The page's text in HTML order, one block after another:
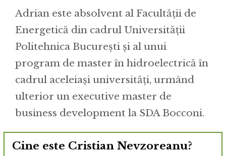
Adrian este absolvent al Facultății de
Energetică din cadrul Universității
Politehnica București și al unui
program de master în hidroelectrică în
cadrul aceleiași universități, urmând
ulterior un executive master de
business development la SDA Bocconi.
Cine este Cristian Nevzoreanu?